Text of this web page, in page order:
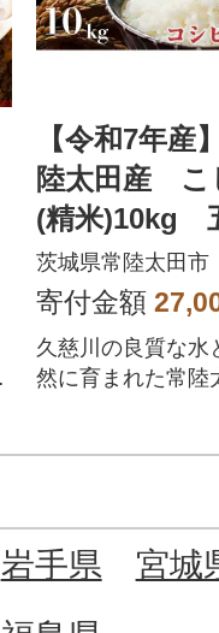
【令和7年産
陸太田産 こ
(精米)10kg
茨城県常陸太田市
寄付金額
久慈川の良質な水
然に育まれた常陸
岩手県
宮城